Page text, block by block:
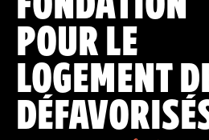
POUR LE
LOGEMENT